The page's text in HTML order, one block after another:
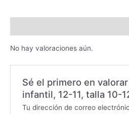
No hay valoraciones aún.
Sé el primero en
infantil, 12-11, talla 10-
Tu dirección de correo